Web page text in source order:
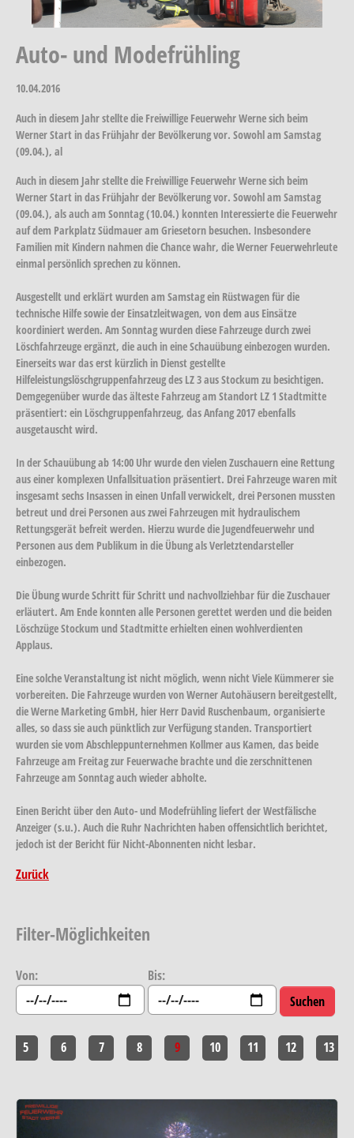
Auto- und Modefrühling
10.04.2016
Auch in diesem Jahr stellte die Freiwillige Feuerwehr Werne sich beim
Werner Start in das Frühjahr der Bevölkerung vor. Sowohl am Samstag
(09.04.), al
Auch in diesem Jahr stellte die Freiwillige Feuerwehr Werne sich beim
Werner Start in das Frühjahr der Bevölkerung vor. Sowohl am Samstag
(09.04.), als auch am Sonntag (10.04.) konnten Interessierte die Feuerwehr
auf dem Parkplatz Südmauer am Griesetorn besuchen. Insbesondere
Familien mit Kindern nahmen die Chance wahr, die Werner Feuerwehrleute
einmal persönlich sprechen zu können.
Ausgestellt und erklärt wurden am Samstag ein Rüstwagen für die
technische Hilfe sowie der Einsatzleitwagen, von dem aus Einsätze
koordiniert werden. Am Sonntag wurden diese Fahrzeuge durch zwei
Löschfahrzeuge ergänzt, die auch in eine Schauübung einbezogen wurden.
Einerseits war das erst kürzlich in Dienst gestellte
Hilfeleistungslöschgruppenfahrzeug des LZ 3 aus Stockum zu besichtigen.
Demgegenüber wurde das älteste Fahrzeug am Standort LZ 1 Stadtmitte
präsentiert: ein Löschgruppenfahrzeug, das Anfang 2017 ebenfalls
ausgetauscht wird.
In der Schauübung ab 14:00 Uhr wurde den vielen Zuschauern eine Rettung
aus einer komplexen Unfallsituation präsentiert. Drei Fahrzeuge waren mit
insgesamt sechs Insassen in einen Unfall verwickelt, drei Personen mussten
betreut und drei Personen aus zwei Fahrzeugen mit hydraulischem
Rettungsgerät befreit werden. Hierzu wurde die Jugendfeuerwehr und
Personen aus dem Publikum in die Übung als Verletztendarsteller
einbezogen.
Die Übung wurde Schritt für Schritt und nachvollziehbar für die Zuschauer
erläutert. Am Ende konnten alle Personen gerettet werden und die beiden
Löschzüge Stockum und Stadtmitte erhielten einen wohlverdienten
Applaus.
Eine solche Veranstaltung ist nicht möglich, wenn nicht Viele Kümmerer sie
vorbereiten. Die Fahrzeuge wurden von Werner Autohäusern bereitgestellt,
die Werne Marketing GmbH, hier Herr David Ruschenbaum, organisierte
alles, so dass sie auch pünktlich zur Verfügung standen. Transportiert
wurden sie vom Abschleppunternehmen Kollmer aus Kamen, das beide
Fahrzeuge am Freitag zur Feuerwache brachte und die zerschnittenen
Fahrzeuge am Sonntag auch wieder abholte.
Einen Bericht über den Auto- und Modefrühling liefert der Westfälische
Anzeiger (s.u.). Auch die Ruhr Nachrichten haben offensichtlich berichtet,
jedoch ist der Bericht für Nicht-Abonnenten nicht lesbar.
Zurück
Filter-Möglichkeiten
Von: Bis:
5 6 7 8 9 10 11 12 13